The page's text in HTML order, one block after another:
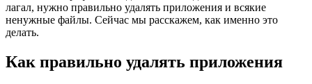
лагал, нужно правильно удалять приложения и всякие
ненужные файлы. Сейчас мы расскажем, как именно это
делать.
Как правильно удалять приложения